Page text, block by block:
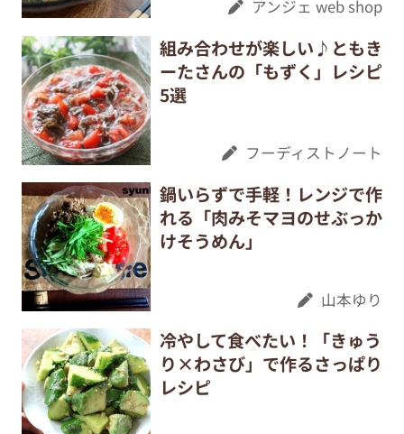
アンジェ web shop
組み合わせが楽しい♪ともき
ーたさんの「もずく」レシピ
5選
フーディストノート
鍋いらずで手軽！レンジで作
れる「肉みそマヨのせぶっか
けそうめん」
山本ゆり
冷やして食べたい！「きゅう
り×わさび」で作るさっぱり
レシピ